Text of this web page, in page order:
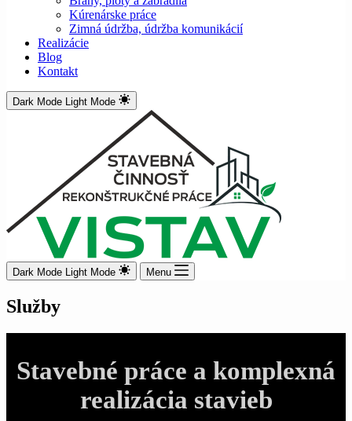
Kúrenárske práce
Zimná údržba, údržba komunikácií
Realizácie
Blog
Kontakt
Dark Mode Light Mode
Dark Mode Light Mode Menu
Služby
Stavebné práce a komplexná
realizácia stavieb